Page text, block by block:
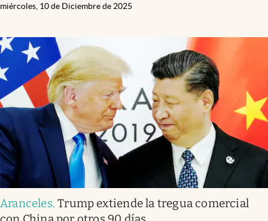
miércoles, 10 de Diciembre de 2025
Aranceles.Trump extiende la tregua comercial